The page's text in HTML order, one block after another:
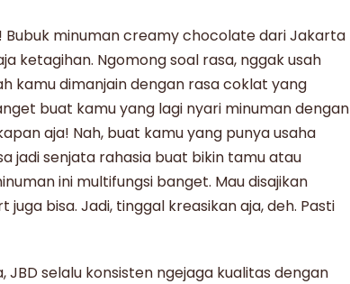
Bubuk minuman creamy chocolatedari Jakarta
ketagihan. Ngomong soal rasa, nggak usah
kamu dimanjain dengan rasa coklat yang
buat kamu yang lagi nyari minuman dengan
aja! Nah, buat kamu yang punya usaha
jadi senjata rahasia buat bikin tamu atau
ini multifungsi banget. Mau disajikan
bisa. Jadi, tinggal kreasikan aja, deh. Pasti
JBDselalu konsisten ngejaga kualitas dengan